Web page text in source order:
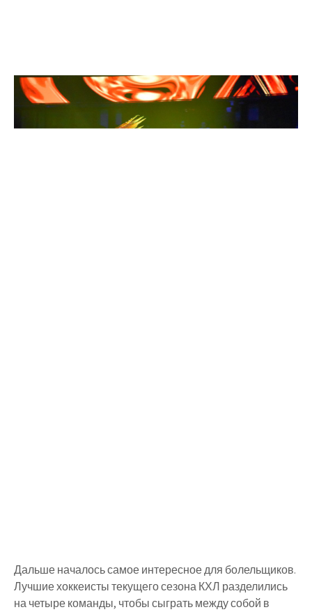
Дальше началось самое интересное для болельщиков.
Лучшие хоккеисты текущего сезона КХЛ разделились
на четыре команды, чтобы сыграть между собой в